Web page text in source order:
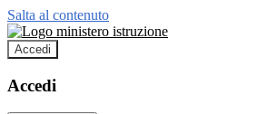
Salta al contenuto
Accedi
Accedi